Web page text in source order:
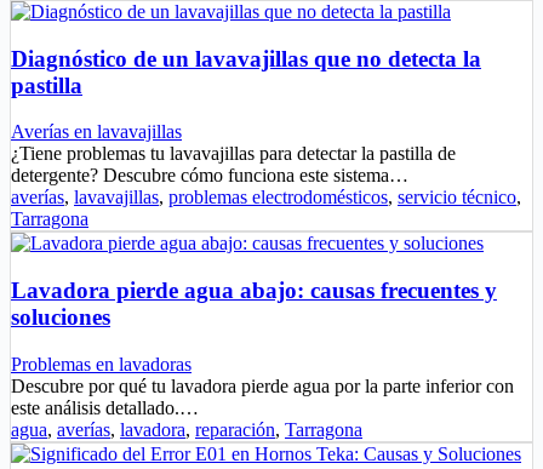
Diagnóstico de un lavavajillas que no detecta la
pastilla
Averías en lavavajillas
¿Tiene problemas tu lavavajillas para detectar la pastilla de
detergente? Descubre cómo funciona este sistema…
averías, lavavajillas, problemas electrodomésticos, servicio técnico,
Tarragona
Lavadora pierde agua abajo: causas frecuentes y
soluciones
Problemas en lavadoras
Descubre por qué tu lavadora pierde agua por la parte inferior con
este análisis detallado.…
agua, averías, lavadora, reparación, Tarragona